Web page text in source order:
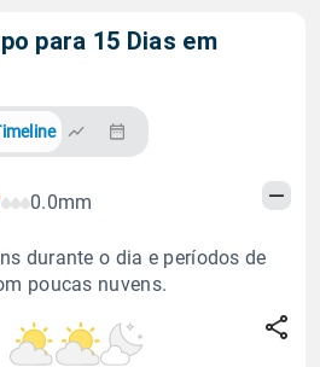
para 15 Dias em
0.0mm
durante o dia e períodos de
poucas nuvens.